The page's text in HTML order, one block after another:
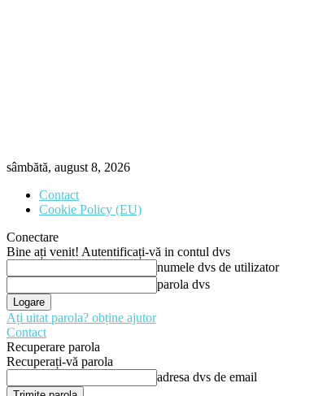
sâmbătă, august 8, 2026
Contact
Cookie Policy (EU)
Conectare
Bine ați venit! Autentificați-vă in contul dvs
numele dvs de utilizator
parola dvs
Ați uitat parola? obține ajutor
Contact
Recuperare parola
Recuperați-vă parola
adresa dvs de email